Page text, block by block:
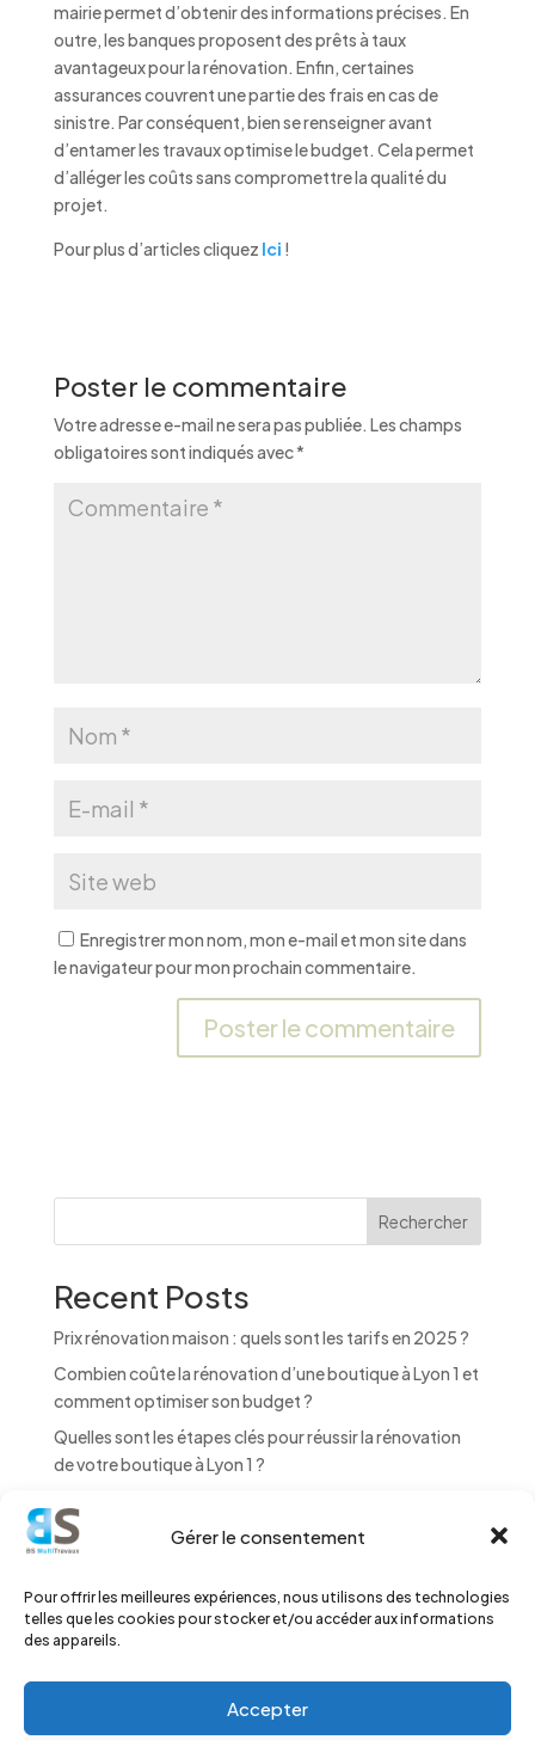
Gérer le consentement
Pour offrir les meilleures expériences, nous utilisons des technologies
telles que les cookies pour stocker et/ou accéder aux informations
des appareils.
Accepter
mairie permet d’obtenir des informations précises. En
outre, les banques proposent des prêts à taux
avantageux pour la rénovation. Enfin, certaines
assurances couvrent une partie des frais en cas de
sinistre. Par conséquent, bien se renseigner avant
d’entamer les travaux optimise le budget. Cela permet
d’alléger les coûts sans compromettre la qualité du
projet.
Pour plus d’articles cliquez Ici !
Poster le commentaire
Votre adresse e-mail ne sera pas publiée. Les champs
obligatoires sont indiqués avec*
Enregistrer mon nom, mon e-mail et mon site dans
le navigateur pour mon prochain commentaire.
i
e
:
Rechercher
Recent Posts
Prix rénovation maison : quels sont les tarifs en 2025 ?
Combien coûte la rénovation d’une boutique à Lyon 1 et
comment optimiser son budget ?
Quelles sont les étapes clés pour réussir la rénovation
de votre boutique à Lyon 1 ?
essentielle pour attirer plus de clients ?
Lyon 1 ?
Recent Comments